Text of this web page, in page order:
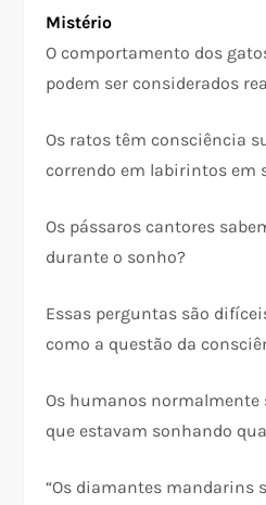
Mistério
O comportamento dos
podem ser considerados
Os ratos têm consciência
correndo em labirintos em
Os pássaros cantores
durante o sonho?
Essas perguntas são
como a questão da
Os humanos normalmente
que estavam sonhando
“Os diamantes mandarins